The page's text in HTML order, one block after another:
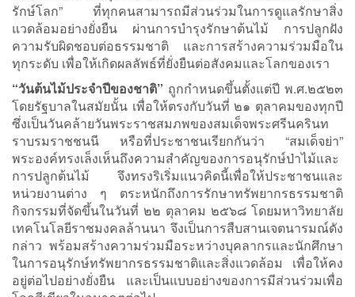
รักษ์โลก” ที่ทุกคนสามารถมีส่วนร่วมในการดูแลรักษาสิ่ง
แวดล้อมอย่างยั่งยืน ผ่านการบำรุงรักษาต้นไม้ การปลูกฝัง
ความรับผิดชอบต่อธรรมชาติ และการสร้างความร่วมมือใน
ทุกระดับ เพื่อให้เกิดผลลัพธ์ที่ยั่งยืนต่อสังคมและโลกของเรา
“วันต้นไม้ประจำปีของชาติ” ถูกกำหนดขึ้นตั้งแต่ปี พ.ศ.๒๕๒๓
โดยรัฐบาลในสมัยนั้น เพื่อให้ตรงกับวันที่ ๒๑ ตุลาคมของทุกปี
ซึ่งเป็นวันคล้ายวันพระราชสมภพของสมเด็จพระศรีนครินท
ราบรมราชชนนี หรือที่ประชาชนเรียกกันว่า “สมเด็จย่า”
พระองค์ทรงเล็งเห็นถึงความสำคัญของการอนุรักษ์ป่าไม้และ
การปลูกต้นไม้ จึงทรงริเริ่มแนวคิดนี้เพื่อให้ประชาชนและ
หน่วยงานต่าง ๆ ตระหนักถึงการรักษาทรัพยากรธรรมชาติ
กิจกรรมที่จัดขึ้นในวันที่ ๒๒ ตุลาคม ๒๕๖๘ โดยมหาวิทยาลัย
เทคโนโลยีราชมงคลล้านนา จึงเป็นการสืบสานเจตนารมณ์ดัง
กล่าว พร้อมสร้างความร่วมมือระหว่างบุคลากรและนักศึกษา
ในการอนุรักษ์ทรัพยากรธรรมชาติและสิ่งแวดล้อม เพื่อให้คง
อยู่ต่อไปอย่างยั่งยืน และเป็นแบบอย่างของการมีส่วนร่วมเพื่อ